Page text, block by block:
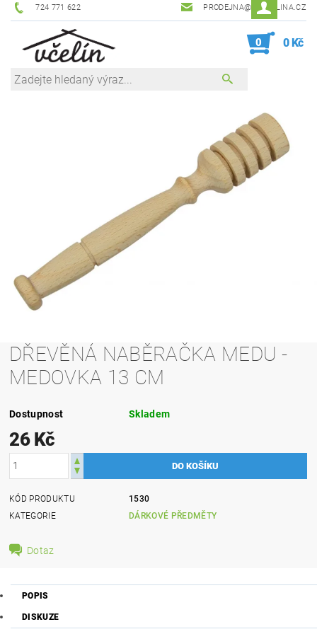
724 771 622 PRODEJNA@ZEVCELINA.CZ
0 0 Kč
DŘEVĚNÁ NABĚRAČKA MEDU -
MEDOVKA 13 CM
Dostupnost Skladem
26 Kč
KÓD PRODUKTU
1530
KATEGORIE
DÁRKOVÉ PŘEDMĚTY
Dotaz
POPIS
DISKUZE